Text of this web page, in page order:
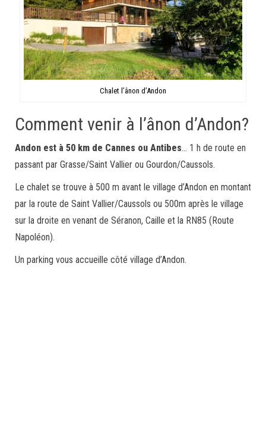
Chalet l’ânon d’Andon
Comment venir à l’ânon d’Andon?
Andon est à 50 km de Cannes ou Antibes… 1 h de route en
passant par Grasse/Saint Vallier ou Gourdon/Caussols.
Le chalet se trouve à 500 m avant le village d’Andon en montant
par la route de Saint Vallier/Caussols ou 500m après le village
sur la droite en venant de Séranon, Caille et la RN85 (Route
Napoléon).
Un parking vous accueille côté village d’Andon.